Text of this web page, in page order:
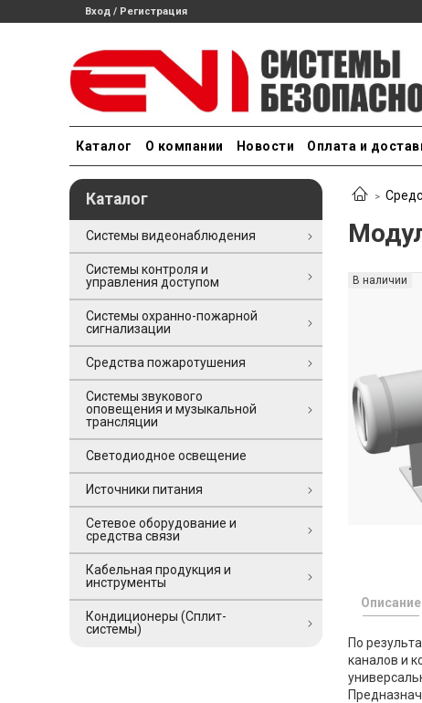
Вход / Регистрация
Каталог О компании Новости Оплата и
В наличии
Описание
По
каналов и
Каталог
Системы видеонаблюдения
Системы контроля и
управления доступом
Системы охранно-пожарной
сигнализации
Средства пожаротушения
Системы звукового
оповещения и музыкальной
трансляции
Светодиодное освещение
Источники питания
Сетевое оборудование и
средства связи
Кабельная продукция и
инструменты
Кондиционеры (Сплит-
системы)